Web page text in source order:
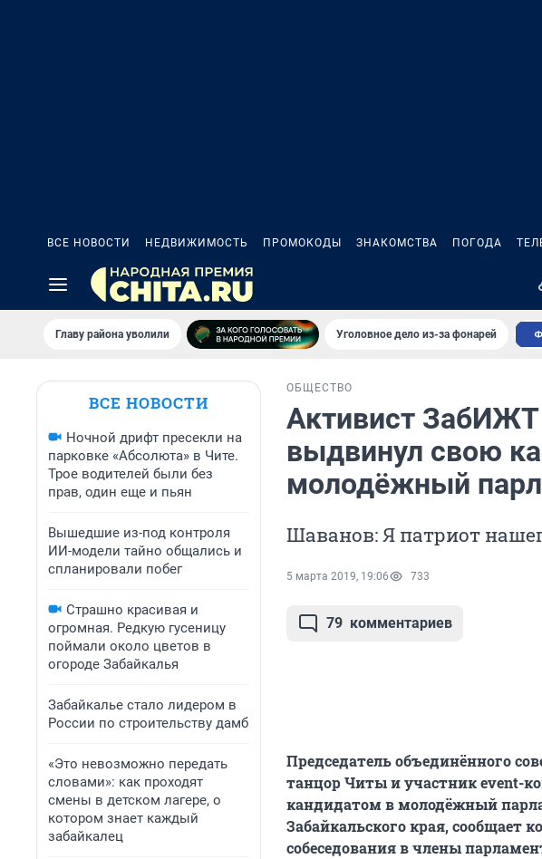
ВСЕ НОВОСТИ НЕДВИЖИМОСТЬ ПРОМОКОДЫ ЗНАКОМСТВА ПОГОДА
Главу района уволили Уголовное дело из-за фонарей
ВСЕ НОВОСТИ
Ночной дрифт пресекли на
парковке «Абсолюта» в Чите.
Трое водителей были без
прав, один еще и пьян
Вышедшие из-под контроля
ИИ-модели тайно общались и
спланировали побег
Страшно красивая и
огромная. Редкую гусеницу
поймали около цветов в
огороде Забайкалья
Забайкалье стало лидером в
России по строительству дамб
«Это невозможно передать
словами»: как проходят
смены в детском лагере, о
котором знает каждый
забайкалец
ОБЩЕСТВО
Активист
выдвинул свою
молодёжный
Шаванов: Я патриот
5 марта 2019, 19:06 733
79 комментариев
Председатель объединённого
танцор Читы и участник event-
кандидатом в молодёжный
Забайкальского края, сообщает
собеседования в члены